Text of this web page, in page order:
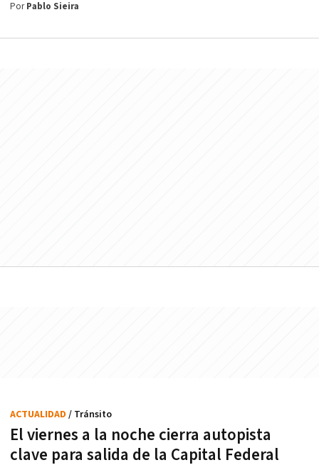
PorPablo Sieira
El viernes a la noche cierra autopista
clave para salida de la Capital Federal
ACTUALIDAD / Tránsito